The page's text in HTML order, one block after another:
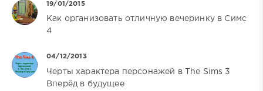
19/01/2015
Как организовать отличную вечеринку в Симс
4
04/12/2013
Черты характера персонажей в The Sims 3
Вперёд в будущее